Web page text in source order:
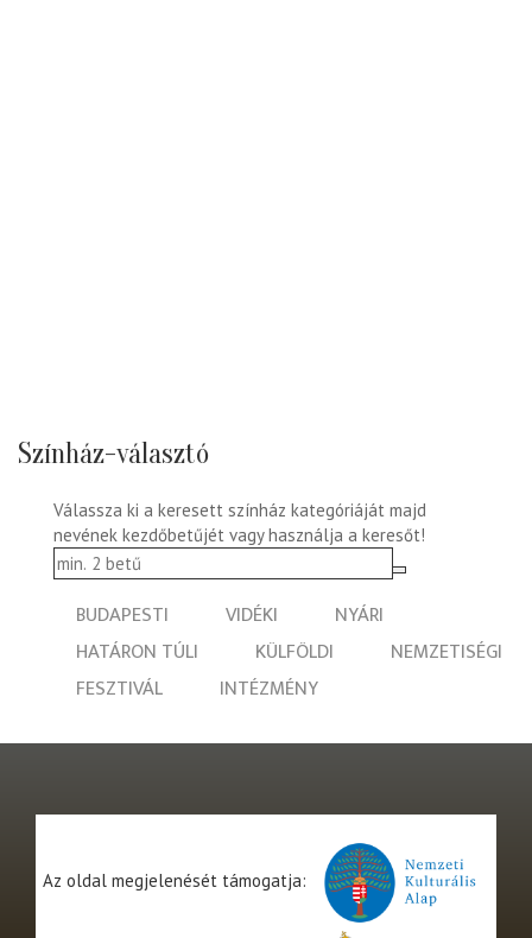
Színház-választó
Válassza ki a keresett színház kategóriáját majd
nevének kezdőbetűjét vagy használja a keresőt!
BUDAPESTI VIDÉKI
NYÁRI
HATÁRON TÚLI
KÜLFÖLDI
NEMZETISÉGI
FESZTIVÁL
INTÉZMÉNY
Az oldal megjelenését támogatja: